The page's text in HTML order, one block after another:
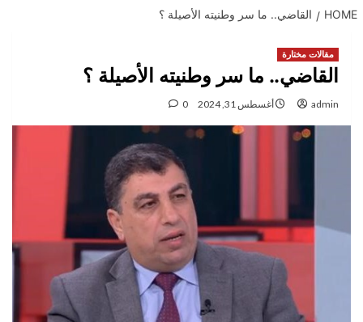
HOME القاضي.. ما سر وطنيته الأصيلة ؟
مقالات مختارة
القاضي.. ما سر وطنيته الأصيلة ؟
admin أغسطس 31, 2024 0